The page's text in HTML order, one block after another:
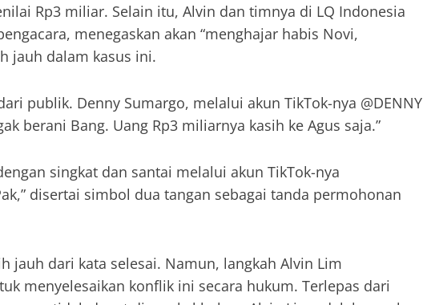
Rp3 miliar. Selain itu, Alvin dan timnya di LQ Indonesia
menegaskan akan “menghajar habis Novi,
jauh dalam kasus ini.
publik. Denny Sumargo, melalui akun TikTok-nya @DENNY
berani Bang. Uang Rp3 miliarnya kasih ke Agus saja.”
singkat dan santai melalui akun TikTok-nya
disertai simbol dua tangan sebagai tanda permohonan
jauh dari kata selesai. Namun, langkah Alvin Lim
menyelesaikan konflik ini secara hukum. Terlepas dari